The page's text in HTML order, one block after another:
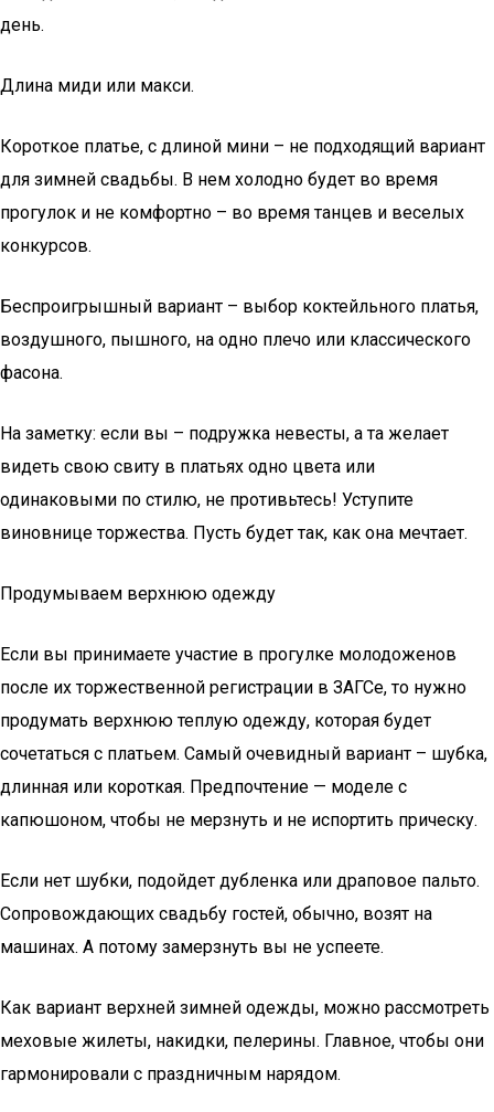
день.
Длина миди или макси.
Короткое платье, с длиной мини – не подходящий вариант
для зимней свадьбы. В нем холодно будет во время
прогулок и не комфортно – во время танцев и веселых
конкурсов.
Беспроигрышный вариант – выбор коктейльного платья,
воздушного, пышного, на одно плечо или классического
фасона.
На заметку: если вы – подружка невесты, а та желает
видеть свою свиту в платьях одно цвета или
одинаковыми по стилю, не противьтесь! Уступите
виновнице торжества. Пусть будет так, как она мечтает.
Продумываем верхнюю одежду
Если вы принимаете участие в прогулке молодоженов
после их торжественной регистрации в ЗАГСе, то нужно
продумать верхнюю теплую одежду, которая будет
сочетаться с платьем. Самый очевидный вариант – шубка,
длинная или короткая. Предпочтение — моделе с
капюшоном, чтобы не мерзнуть и не испортить прическу.
Если нет шубки, подойдет дубленка или драповое пальто.
Сопровождающих свадьбу гостей, обычно, возят на
машинах. А потому замерзнуть вы не успеете.
Как вариант верхней зимней одежды, можно рассмотреть
меховые жилеты, накидки, пелерины. Главное, чтобы они
гармонировали с праздничным нарядом.